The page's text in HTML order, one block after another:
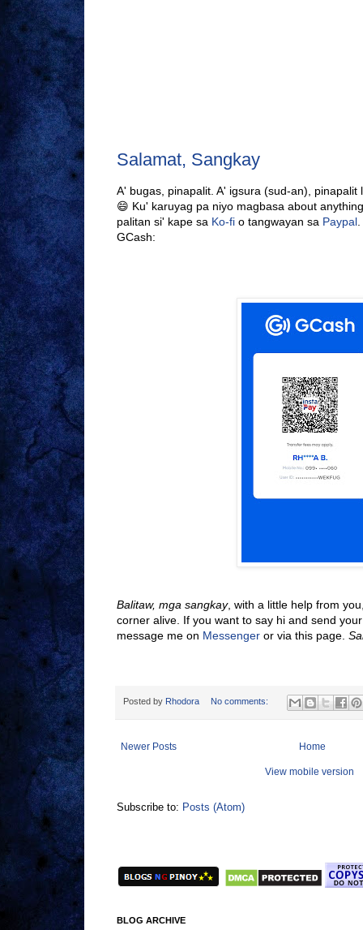
Salamat, Sangkay
A' bugas, pinapalit. A' igsura (sud-an), pinapalit
😄 Ku' karuyag pa niyo magbasa about
palitan si' kape sa Ko-fi o tangwayan sa Paypal
GCash:
Balitaw, mga sangkay, with a little help from
corner alive. If you want to say hi and send
message me on Messenger or via this page.
Posted by Rhodora No comments:
Newer Posts Home
View mobile version
Subscribe to: Posts (Atom)
BLOG ARCHIVE